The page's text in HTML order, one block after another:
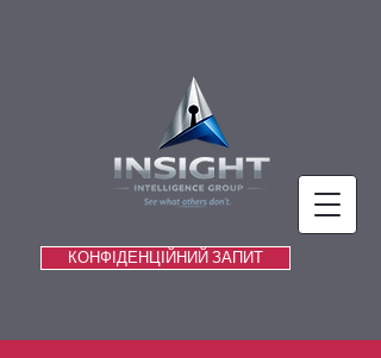
КОНФІДЕНЦІЙНИЙ ЗАПИТ